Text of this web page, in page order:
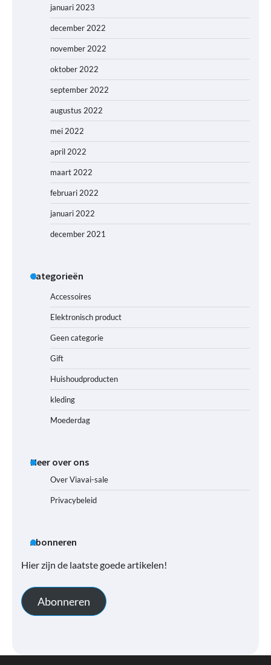
januari 2023
december 2022
november 2022
oktober 2022
september 2022
augustus 2022
mei 2022
april 2022
maart 2022
februari 2022
januari 2022
december 2021
Categorieën
Accessoires
Elektronisch product
Geen categorie
Gift
Huishoudproducten
kleding
Moederdag
Meer over ons
Over Viavai-sale
Privacybeleid
Abonneren
Hier zijn de laatste goede artikelen!
Abonneren